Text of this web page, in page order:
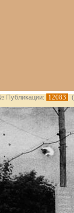
Публикации: 12083